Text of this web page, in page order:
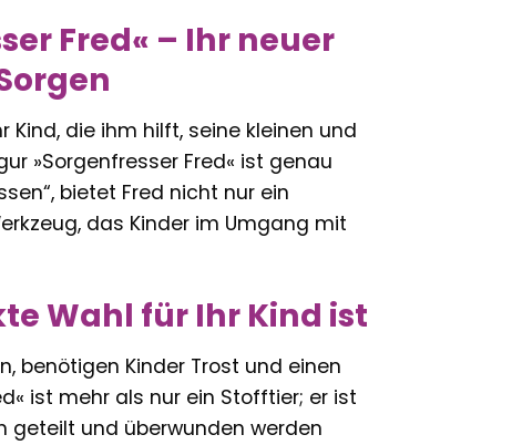
Fred« – Ihr neuer
die ihm hilft, seine kleinen und
»Sorgenfresser Fred« ist genau
bietet Fred nicht nur ein
das Kinder im Umgang mit
Wahl für Ihr Kind ist
benötigen Kinder Trost und einen
ist mehr als nur ein Stofftier; er ist
geteilt und überwunden werden